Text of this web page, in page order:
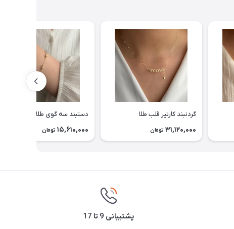
گردنبند کارتیر قلب طلا
31,120,000 تومان
دستبند سه گوی طلا
15,610,000 تومان
پشتیبانی 9 تا 17